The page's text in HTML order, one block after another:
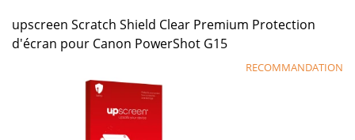
upscreen Scratch Shield Clear Premium Protection
d'écran pour Canon PowerShot G15
RECOMMANDATION